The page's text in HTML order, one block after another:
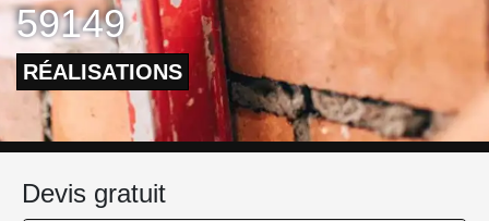
59149
RÉALISATIONS
Devis gratuit